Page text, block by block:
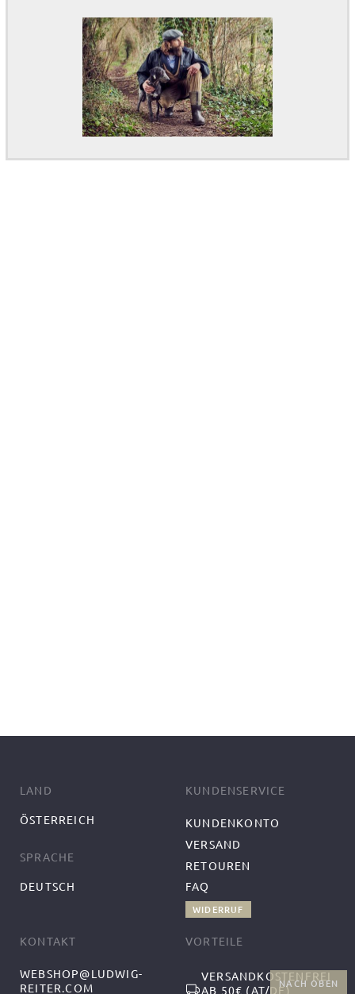
NACH OBEN
LAND
ÖSTERREICH
SPRACHE
DEUTSCH
KUNDENSERVICE
KUNDENKONTO
VERSAND
RETOUREN
FAQ
WIDERRUF
KONTAKT
WEBSHOP@LUDWIG-
REITER.COM
VORTEILE
VERSANDKOSTENFREI
AB 50€ (AT/DE)